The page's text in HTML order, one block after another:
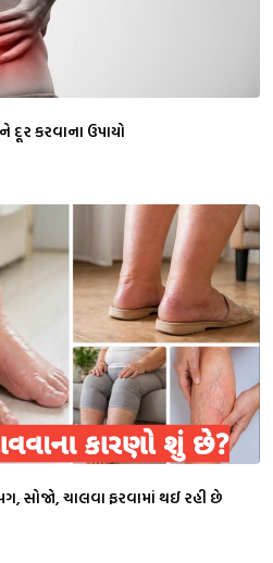
દૂર કરવાના ઉપાયો
સોજો, ચાલવા ફરવામાં થઈ રહી છે